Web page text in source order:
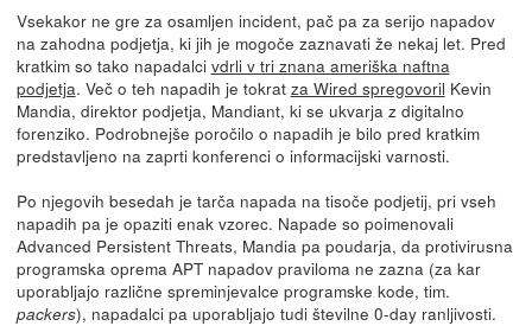
Vsekakor ne gre za osamljen incident, pač pa za serijo napadov
na zahodna podjetja, ki jih je mogoče zaznavati že nekaj let. Pred
kratkim so tako napadalci vdrli v tri znana ameriška naftna
podjetja. Več o teh napadih je tokrat za Wired spregovoril Kevin
Mandia, direktor podjetja, Mandiant, ki se ukvarja z digitalno
forenziko. Podrobnejše poročilo o napadih je bilo pred kratkim
predstavljeno na zaprti konferenci o informacijski varnosti.
Po njegovih besedah je tarča napada na tisoče podjetij, pri vseh
napadih pa je opaziti enak vzorec. Napade so poimenovali
Advanced Persistent Threats, Mandia pa poudarja, da protivirusna
programska oprema APT napadov praviloma ne zazna (za kar
uporabljajo različne spreminjevalce programske kode, tim.
packers), napadalci pa uporabljajo tudi številne 0-day ranljivosti.